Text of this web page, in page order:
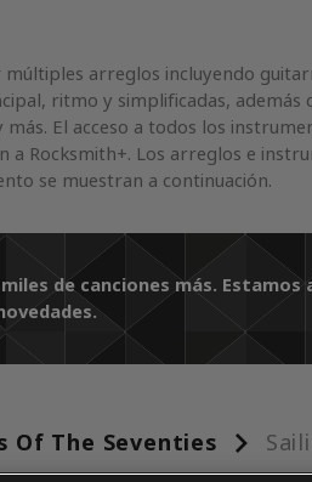
múltiples arreglos incluyendo
ritmo y simplificadas, además
El acceso a todos los
a Rocksmith+. Los arreglos e
se muestran a continuación.
de canciones más. Estamos
Of The Seventies